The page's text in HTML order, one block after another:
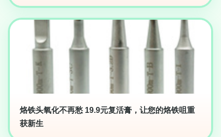
烙铁头氧化不再愁 19.9元复活膏，让您的烙铁咀重
获新生